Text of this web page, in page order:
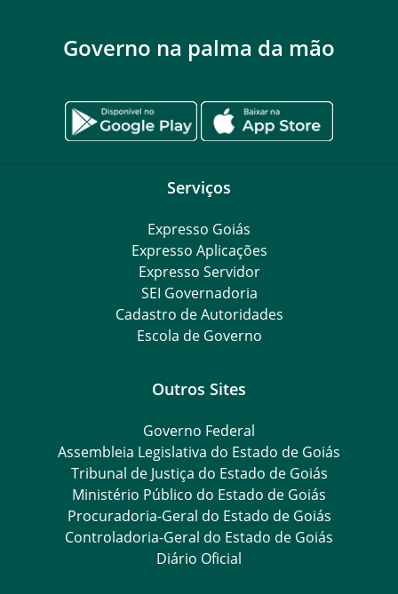
Governo na palma da mão
Serviços
Expresso Goiás
Expresso Aplicações
Expresso Servidor
SEI Governadoria
Cadastro de Autoridades
Escola de Governo
Outros Sites
Governo Federal
Assembleia Legislativa do Estado de Goiás
Tribunal de Justiça do Estado de Goiás
Ministério Público do Estado de Goiás
Procuradoria-Geral do Estado de Goiás
Controladoria-Geral do Estado de Goiás
Diário Oficial